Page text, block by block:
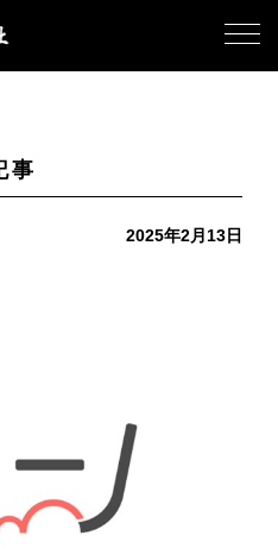
事
2025年2月13日